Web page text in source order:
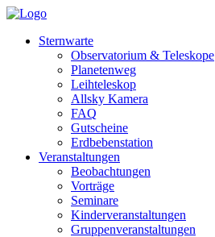
Sternwarte
Observatorium & Teleskope
Planetenweg
Leihteleskop
Allsky Kamera
FAQ
Gutscheine
Erdbebenstation
Veranstaltungen
Beobachtungen
Vorträge
Seminare
Kinderveranstaltungen
Gruppenveranstaltungen